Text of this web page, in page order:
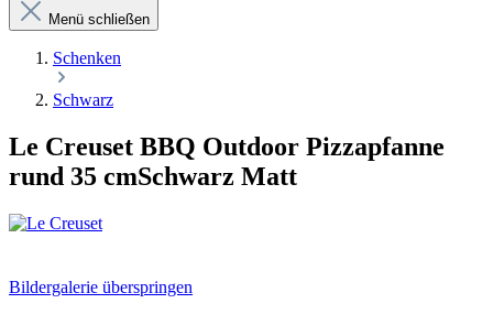
Menü schließen
Schenken
Schwarz
Le Creuset BBQ Outdoor Pizzapfanne
rund 35 cmSchwarz Matt
Bildergalerie überspringen